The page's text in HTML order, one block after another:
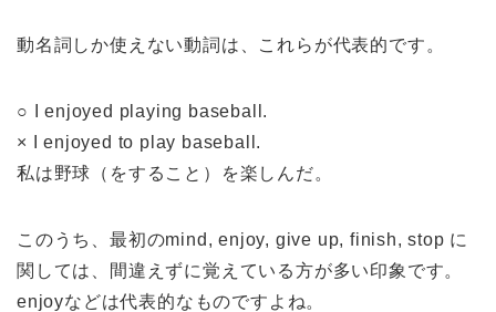
動名詞しか使えない動詞は、これらが代表的です。
○ I enjoyed playing baseball.
× I enjoyed to play baseball.
私は野球（をすること）を楽しんだ。
このうち、最初のmind, enjoy, give up, finish, stop に
関しては、間違えずに覚えている方が多い印象です。
enjoyなどは代表的なものですよね。